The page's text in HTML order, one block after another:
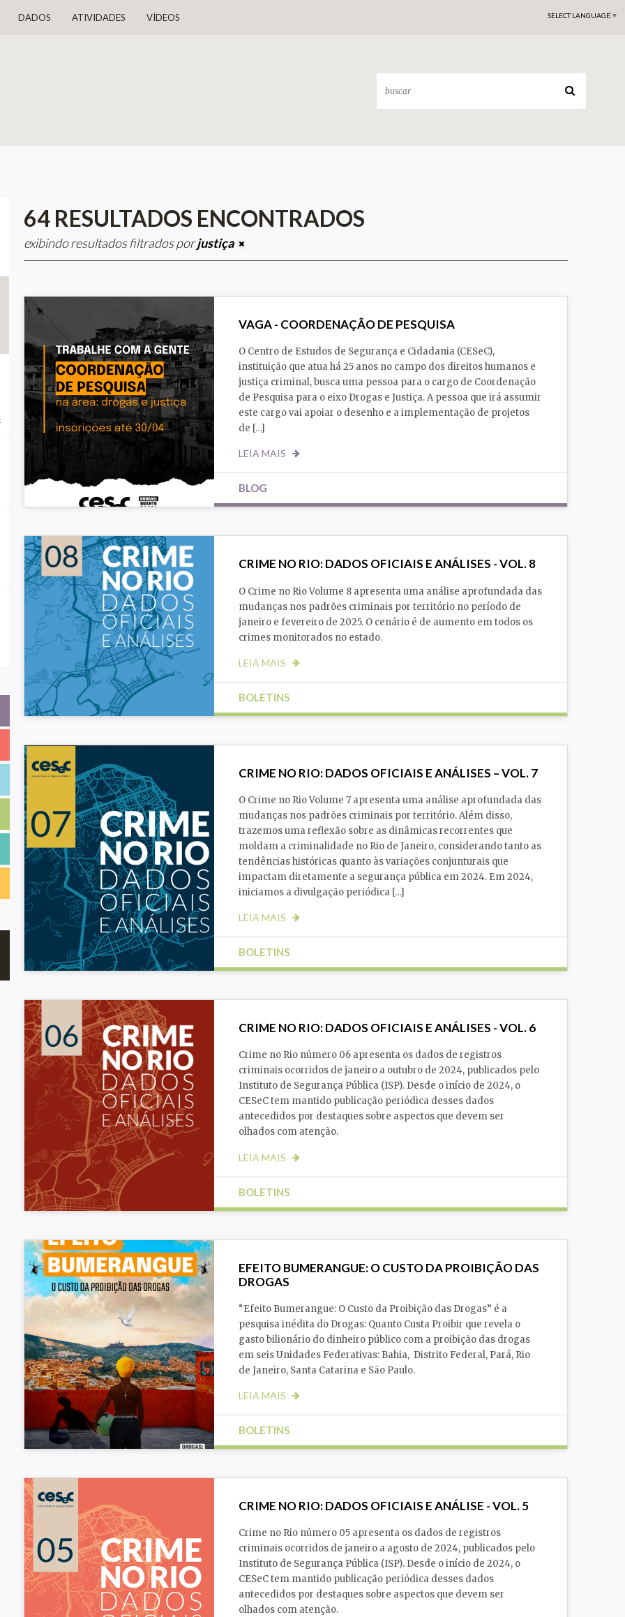
DADOS ATIVIDADES VÍDEOS SELECT LANGUAGE ▼
64 RESULTADOS ENCONTRADOS
exibindo resultados filtrados porjustiça
VAGA - COORDENAÇÃO DE PESQUISA
O Centro de Estudos de Segurança e Cidadania (CESeC),
instituição que atua há 25 anos no campo dos direitos humanos e
justiça criminal, busca uma pessoa para o cargo de Coordenação
de Pesquisa para o eixo Drogas e Justiça. A pessoa que irá assumir
este cargo vai apoiar o desenho e a implementação de projetos
de […]
LEIA MAIS
BLOG
CRIME NO RIO: DADOS OFICIAIS E ANÁLISES - VOL. 8
O Crime no Rio Volume 8 apresenta uma análise aprofundada das
mudanças nos padrões criminais por território no período de
janeiro e fevereiro de 2025. O cenário é de aumento em todos os
crimes monitorados no estado.
LEIA MAIS
BOLETINS
CRIME NO RIO: DADOS OFICIAIS E ANÁLISES – VOL. 7
O Crime no Rio Volume 7 apresenta uma análise aprofundada das
mudanças nos padrões criminais por território. Além disso,
trazemos uma reflexão sobre as dinâmicas recorrentes que
moldam a criminalidade no Rio de Janeiro, considerando tanto as
tendências históricas quanto às variações conjunturais que
impactam diretamente a segurança pública em 2024. Em 2024,
iniciamos a divulgação periódica […]
LEIA MAIS
BOLETINS
CRIME NO RIO: DADOS OFICIAIS E ANÁLISES - VOL. 6
Crime no Rio número 06 apresenta os dados de registros
criminais ocorridos de janeiro a outubro de 2024, publicados pelo
Instituto de Segurança Pública (ISP). Desde o início de 2024, o
CESeC tem mantido publicação periódica desses dados
antecedidos por destaques sobre aspectos que devem ser
olhados com atenção.
LEIA MAIS
BOLETINS
EFEITO BUMERANGUE: O CUSTO DA PROIBIÇÃO DAS
DROGAS
“Efeito Bumerangue: O Custo da Proibição das Drogas” é a
pesquisa inédita do Drogas: Quanto Custa Proibir que revela o
gasto bilionário do dinheiro público com a proibição das drogas
em seis Unidades Federativas: Bahia, Distrito Federal, Pará, Rio
de Janeiro, Santa Catarina e São Paulo.
LEIA MAIS
BOLETINS
CRIME NO RIO: DADOS OFICIAIS E ANÁLISE - VOL. 5
Crime no Rio número 05 apresenta os dados de registros
criminais ocorridos de janeiro a agosto de 2024, publicados pelo
Instituto de Segurança Pública (ISP). Desde o início de 2024, o
CESeC tem mantido publicação periódica desses dados
antecedidos por destaques sobre aspectos que devem ser
olhados com atenção.